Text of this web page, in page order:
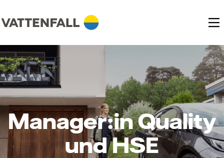
Manager:in Quality
und HSE